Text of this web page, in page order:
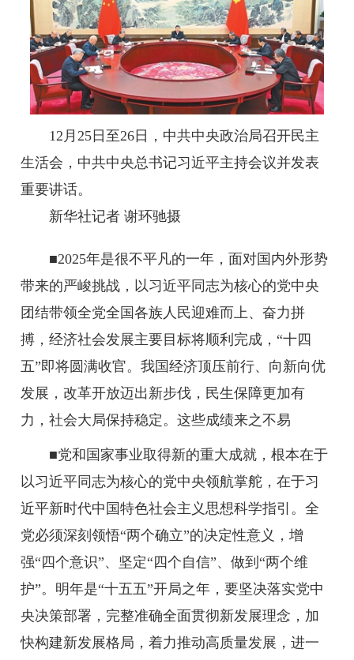
12月25日至26日，中共中央政治局召开民主
生活会，中共中央总书记习近平主持会议并发表
重要讲话。
新华社记者 谢环驰摄
■2025年是很不平凡的一年，面对国内外形势
带来的严峻挑战，以习近平同志为核心的党中央
团结带领全党全国各族人民迎难而上、奋力拼
搏，经济社会发展主要目标将顺利完成，“十四
五”即将圆满收官。我国经济顶压前行、向新向优
发展，改革开放迈出新步伐，民生保障更加有
力，社会大局保持稳定。这些成绩来之不易
■党和国家事业取得新的重大成就，根本在于
以习近平同志为核心的党中央领航掌舵，在于习
近平新时代中国特色社会主义思想科学指引。全
党必须深刻领悟“两个确立”的决定性意义，增
强“四个意识”、坚定“四个自信”、做到“两个维
护”。明年是“十五五”开局之年，要坚决落实党中
央决策部署，完整准确全面贯彻新发展理念，加
快构建新发展格局，着力推动高质量发展，进一